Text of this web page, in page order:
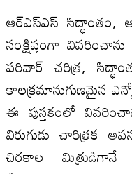
ఆర్ఎస్ఎస్ సిద్ధాంతం,
సంక్షిప్తంగా
పరివార్ చరిత్ర,
కాలక్రమానుగుణమైన
ఈ పుస్తకంలో
విరుగుడు చారిత్రక
చిరకాల